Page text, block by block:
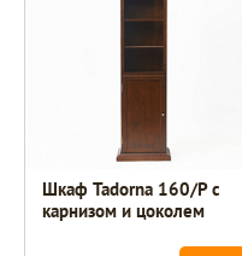
Шкаф Tadorna 160/Р с
карнизом и цоколем